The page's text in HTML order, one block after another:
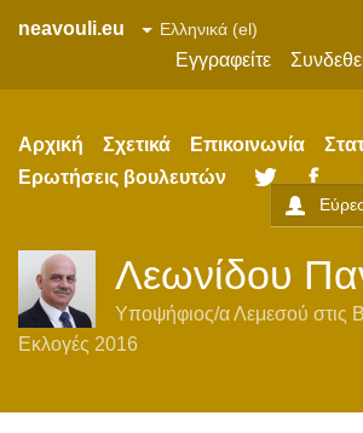
neavouli.eu
Εγγραφείτε
Αρχική Σχετικά Επικοινωνία
Ερωτήσεις βουλευτών
Twitter
Λεωνίδου
Υποψήφιος/αΛεμεσού στις
Εκλογές 2016